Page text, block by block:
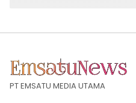
PT EMSATU MEDIA UTAMA